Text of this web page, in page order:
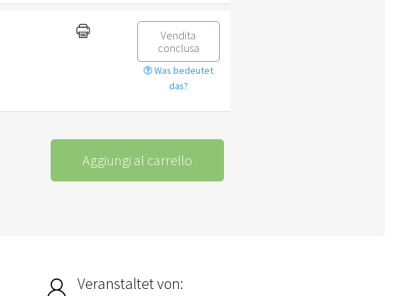
Vendita
conclusa
Was bedeutet
das?
Aggiungi al carrello
Veranstaltet von: